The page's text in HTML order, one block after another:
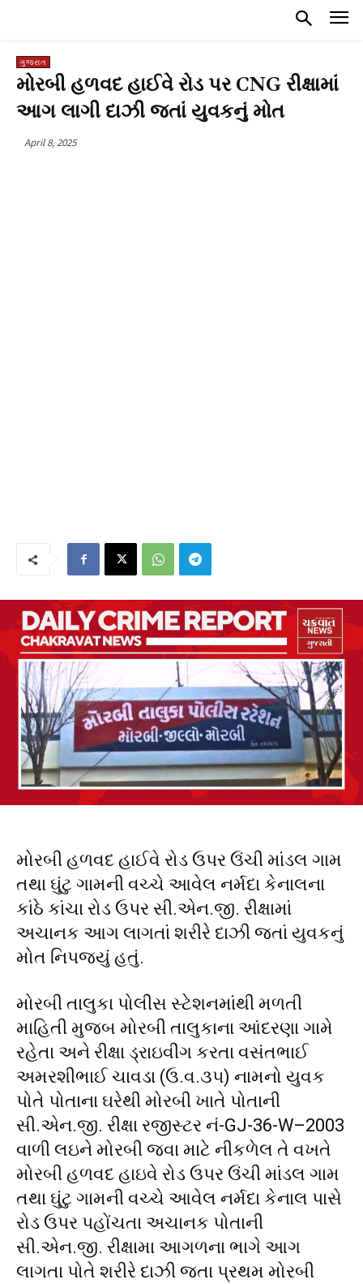
ગુજરાત
મોરબી હળવદ હાઈવે રોડ પર CNG રીક્ષામાં
આગ લાગી દાઝી જતાં યુવકનું મોત
April 8, 2025
મોરબી હળવદ હાઈવે રોડ ઉપર ઉંચી માંડલ ગામ
તથા ઘુંટુ ગામની વચ્ચે આવેલ નર્મદા કેનાલના
કાંઠે કાંચા રોડ ઉપર સી.એન.જી. રીક્ષામાં
અચાનક આગ લાગતાં શરીરે દાઝી જતાં યુવકનું
મોત નિપજ્યું હતું.
મોરબી તાલુકા પોલીસ સ્ટેશનમાંથી મળતી
માહિતી મુજબ મોરબી તાલુકાના આંદરણા ગામે
રહેતા અને રીક્ષા ડ્રાઇવીંગ કરતા વસંતભાઈ
અમરશીભાઈ ચાવડા (ઉ.વ.૩૫) નામનો યુવક
પોતે પોતાના ઘરેથી મોરબી ખાતે પોતાની
સી.એન.જી. રીક્ષા રજીસ્ટર નં-GJ-36-W–2003
વાળી લઇને મોરબી જવા માટે નીકળેલ તે વખતે
મોરબી હળવદ હાઇવે રોડ ઉપર ઉંચી માંડલ ગામ
તથા ઘુંટુ ગામની વચ્ચે આવેલ નર્મદા કેનાલ પાસે
રોડ ઉપર પહોંચતા અચાનક પોતાની
સી.એન.જી. રીક્ષામા આગળના ભાગે આગ
લાગતા પોતે શરીરે દાઝી જતા પ્રથમ મોરબી